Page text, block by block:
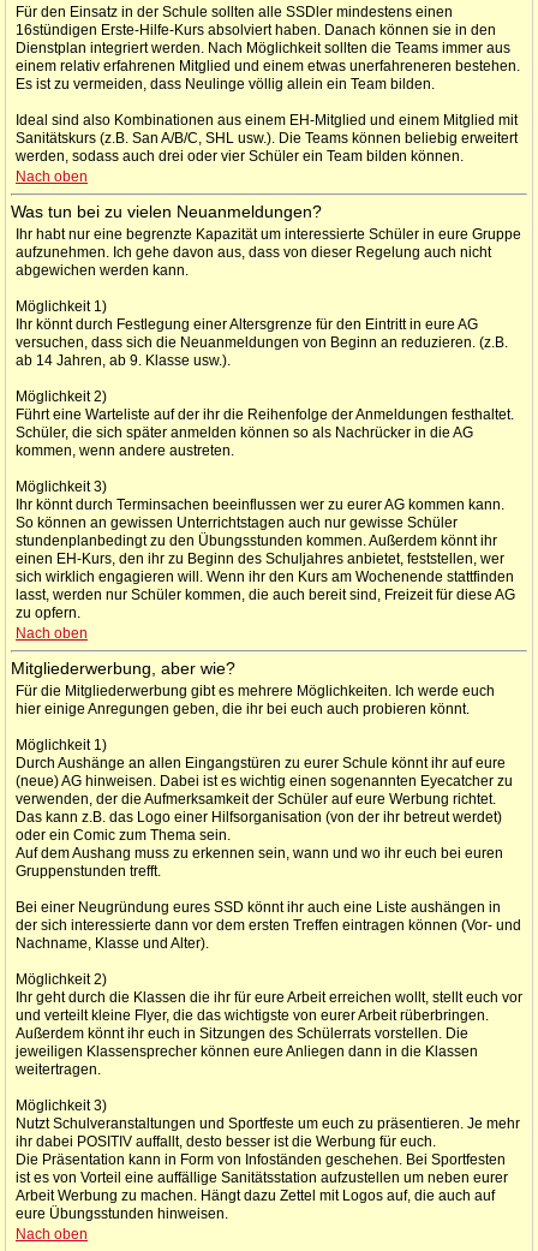
Für den Einsatz in der Schule sollten alle SSDler mindestens einen
16stündigen Erste-Hilfe-Kurs absolviert haben. Danach können sie in den
Dienstplan integriert werden. Nach Möglichkeit sollten die Teams immer aus
einem relativ erfahrenen Mitglied und einem etwas unerfahreneren bestehen.
Es ist zu vermeiden, dass Neulinge völlig allein ein Team bilden.
Ideal sind also Kombinationen aus einem EH-Mitglied und einem Mitglied mit
Sanitätskurs (z.B. San A/B/C, SHL usw.). Die Teams können beliebig erweitert
werden, sodass auch drei oder vier Schüler ein Team bilden können.
Nach oben
Was tun bei zu vielen Neuanmeldungen?
Ihr habt nur eine begrenzte Kapazität um interessierte Schüler in eure Gruppe
aufzunehmen. Ich gehe davon aus, dass von dieser Regelung auch nicht
abgewichen werden kann.
Möglichkeit 1)
Ihr könnt durch Festlegung einer Altersgrenze für den Eintritt in eure AG
versuchen, dass sich die Neuanmeldungen von Beginn an reduzieren. (z.B.
ab 14 Jahren, ab 9. Klasse usw.).
Möglichkeit 2)
Führt eine Warteliste auf der ihr die Reihenfolge der Anmeldungen festhaltet.
Schüler, die sich später anmelden können so als Nachrücker in die AG
kommen, wenn andere austreten.
Möglichkeit 3)
Ihr könnt durch Terminsachen beeinflussen wer zu eurer AG kommen kann.
So können an gewissen Unterrichtstagen auch nur gewisse Schüler
stundenplanbedingt zu den Übungsstunden kommen. Außerdem könnt ihr
einen EH-Kurs, den ihr zu Beginn des Schuljahres anbietet, feststellen, wer
sich wirklich engagieren will. Wenn ihr den Kurs am Wochenende stattfinden
lasst, werden nur Schüler kommen, die auch bereit sind, Freizeit für diese AG
zu opfern.
Nach oben
Mitgliederwerbung, aber wie?
Für die Mitgliederwerbung gibt es mehrere Möglichkeiten. Ich werde euch
hier einige Anregungen geben, die ihr bei euch auch probieren könnt.
Möglichkeit 1)
Durch Aushänge an allen Eingangstüren zu eurer Schule könnt ihr auf eure
(neue) AG hinweisen. Dabei ist es wichtig einen sogenannten Eyecatcher zu
verwenden, der die Aufmerksamkeit der Schüler auf eure Werbung richtet.
Das kann z.B. das Logo einer Hilfsorganisation (von der ihr betreut werdet)
oder ein Comic zum Thema sein.
Auf dem Aushang muss zu erkennen sein, wann und wo ihr euch bei euren
Gruppenstunden trefft.
Bei einer Neugründung eures SSD könnt ihr auch eine Liste aushängen in
der sich interessierte dann vor dem ersten Treffen eintragen können (Vor- und
Nachname, Klasse und Alter).
Möglichkeit 2)
Ihr geht durch die Klassen die ihr für eure Arbeit erreichen wollt, stellt euch vor
und verteilt kleine Flyer, die das wichtigste von eurer Arbeit rüberbringen.
Außerdem könnt ihr euch in Sitzungen des Schülerrats vorstellen. Die
jeweiligen Klassensprecher können eure Anliegen dann in die Klassen
weitertragen.
Möglichkeit 3)
Nutzt Schulveranstaltungen und Sportfeste um euch zu präsentieren. Je mehr
ihr dabei POSITIV auffallt, desto besser ist die Werbung für euch.
Die Präsentation kann in Form von Infoständen geschehen. Bei Sportfesten
ist es von Vorteil eine auffällige Sanitätsstation aufzustellen um neben eurer
Arbeit Werbung zu machen. Hängt dazu Zettel mit Logos auf, die auch auf
eure Übungsstunden hinweisen.
Nach oben